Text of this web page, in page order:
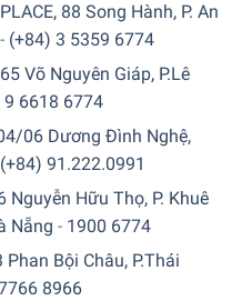
nhiều loại vải khác
kiệm thời gian.
Chế độ nhẹ nhàng
vũ, tránh co rút và hư sợi
Tối ưu cho quần áo thể
form dáng tốt.
và giữ dáng áo sơ mi,
88 Song Hành, P. An
- (+84) 3 5359 6774
Võ Nguyên Giáp, P.Lê
9 6618 6774
06 Dương Đình Nghệ,
(+84) 91.222.0991
Nguyễn Hữu Thọ, P. Khuê
Nẵng - 1900 6774
Phan Bội Châu, P.Thái
8966